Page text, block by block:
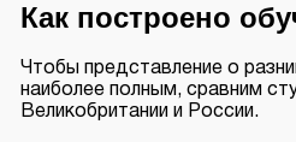
Как построено
Чтобы представление о
наиболее полным, сравним
Великобритании и России.